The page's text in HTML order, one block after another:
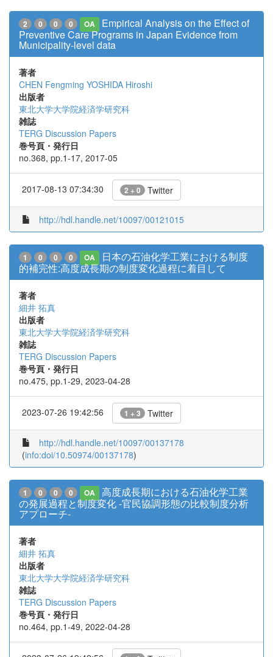
2 0 0 0 OA
Empirical Analysis on the Effect of
Preventive Care Programs in Japan Evidence from
Municipality-level data
著者
CHEN Fengming YOSHIDA Hiroshi
出版者
東北大学大学院経済学研究科
雑誌
TERG Discussion Papers
巻号頁・発行日
no.368, pp.1-17, 2017-05
2017-08-13 07:34:30 2 + 0 Twitter
http://hdl.handle.net/10097/00121015
1 0 0 0 OA
日本の石油化学工業における制度
的補完性:高度成長期の制度変化過程に着目して
著者
細井 拓真
出版者
東北大学大学院経済学研究科
雑誌
TERG Discussion Papers
巻号頁・発行日
no.475, pp.1-29, 2023-04-28
2023-07-26 19:42:56 1 + 3 Twitter
http://hdl.handle.net/10097/00137178
(info:doi/10.50974/00137178)
1 0 0 0 OA
高度成長期における石油化学工業
の発展過程と制度変化 -官民協調形態の比較制度分析
アプローチ-
著者
細井 拓真
出版者
東北大学大学院経済学研究科
雑誌
TERG Discussion Papers
巻号頁・発行日
no.464, pp.1-49, 2022-04-28